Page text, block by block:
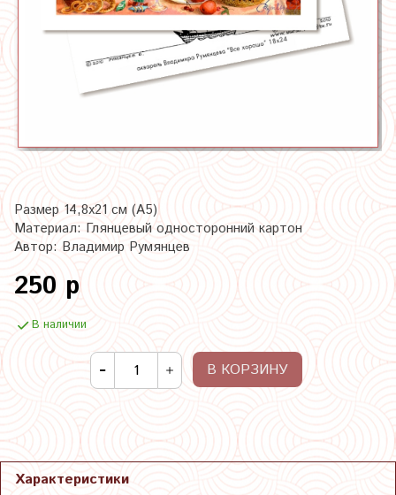
Размер 14,8х21 см (А5)
Материал: Глянцевый односторонний картон
Автор: Владимир Румянцев
250 р
В наличии
В КОРЗИНУ
Характеристики